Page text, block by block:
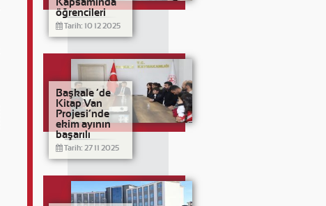
Kapsamında
öğrencileri
kabul etti
Tarih: 10 12 2025
Başkale ’de
Kitap Van
Projesi’nde
ekim ayının
başarılı
öğrencileri
Tarih: 27 11 2025